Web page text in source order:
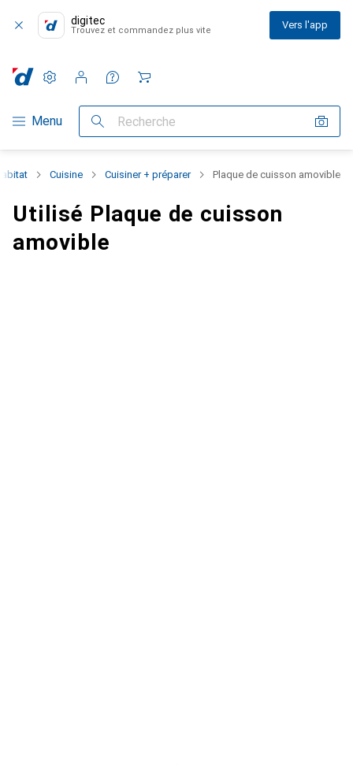
digitec
Trouvez et commandez plus vite Vers l'app
Navigation par catégorie
Menu Recherche
Paramètres
Compte client
Listes de comparaison
Listes d'envies
Panier
Cuisine Cuisiner + préparer Plaque de cuisson amovible
Utilisé Plaque de cuisson
amovible